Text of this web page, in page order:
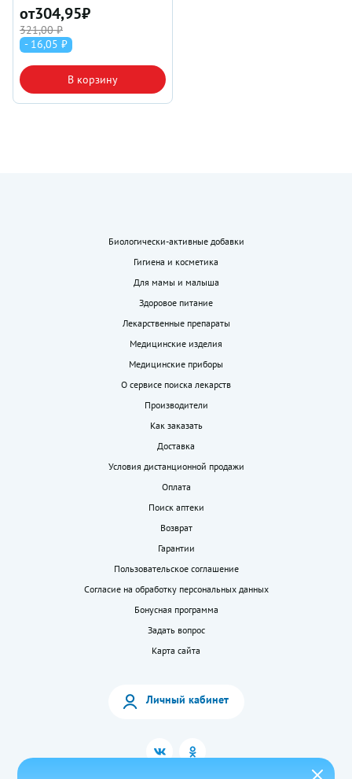
от304,95₽
321,00 ₽
- 16,05 ₽
В корзину
Биологически-активные добавки
Гигиена и косметика
Для мамы и малыша
Здоровое питание
Лекарственные препараты
Медицинские изделия
Медицинские приборы
О сервисе поиска лекарств
Производители
Как заказать
Доставка
Условия дистанционной продажи
Оплата
Поиск аптеки
Возврат
Гарантии
Пользовательское соглашение
Согласие на обработку персональных данных
Бонусная программа
Задать вопрос
Карта сайта
Личный кабинет